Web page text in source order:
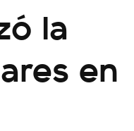
la
en